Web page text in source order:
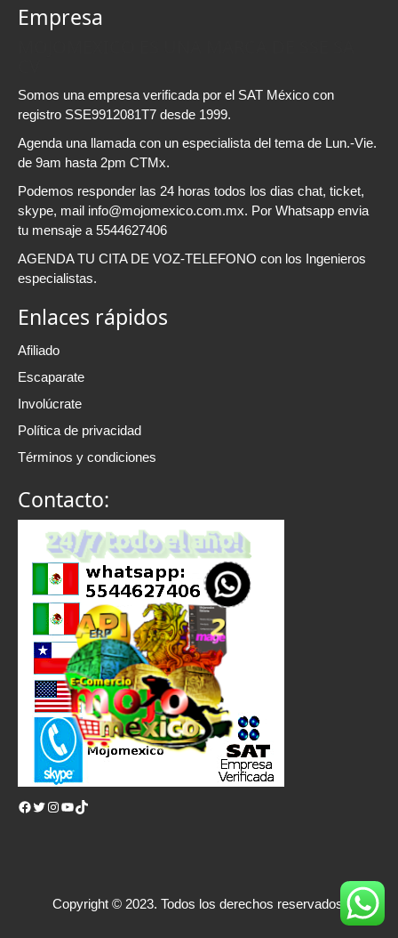
Empresa
Somos una empresa verificada por el SAT México con
registro SSE9912081T7 desde 1999.
Agenda una llamada con un especialista del tema de Lun.-Vie.
de 9am hasta 2pm CTMx.
Podemos responder las 24 horas todos los dias chat, ticket,
skype, mail info@mojomexico.com.mx. Por Whatsapp envia
tu mensaje a 5544627406
AGENDA TU CITA DE VOZ-TELEFONO con los Ingenieros
especialistas.
Enlaces rápidos
Afiliado
Escaparate
Involúcrate
Política de privacidad
Términos y condiciones
Contacto:
Facebook Twitter Instagram YouTube TikTok
Copyright © 2023. Todos los derechos reservados.